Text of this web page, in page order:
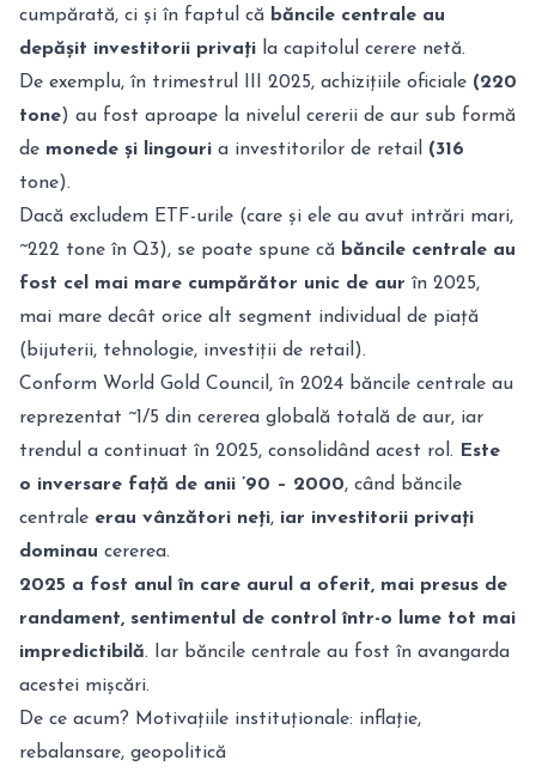
cumpărată, ci și în faptul că băncile centrale au
depășit investitorii privați la capitolul cerere netă.
De exemplu, în trimestrul III 2025, achizițiile oficiale (220
tone) au fost aproape la nivelul cererii de aur sub formă
de monede și lingouri a investitorilor de retail (316
tone).
Dacă excludem ETF-urile (care și ele au avut intrări mari,
~222 tone în Q3), se poate spune că băncile centrale au
fost cel mai mare cumpărător unic de aur în 2025,
mai mare decât orice alt segment individual de piață
(bijuterii, tehnologie, investiții de retail).
Conform World Gold Council, în 2024 băncile centrale au
reprezentat ~1/5 din cererea globală totală de aur, iar
trendul a continuat în 2025, consolidând acest rol. Este
o inversare față de anii ’90 – 2000, când băncile
centrale erau vânzători neți, iar investitorii privați
dominau cererea.
2025 a fost anul în care aurul a oferit, mai presus de
randament, sentimentul de control într-o lume tot mai
impredictibilă. Iar băncile centrale au fost în avangarda
acestei mișcări.
De ce acum? Motivațiile instituționale: inflație,
rebalansare, geopolitică